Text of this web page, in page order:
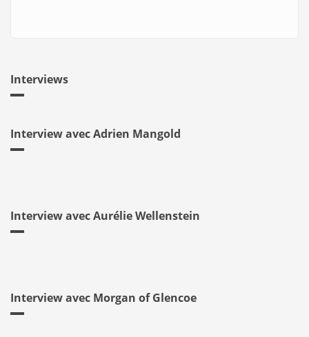
Interviews
Interview avec Adrien Mangold
Interview avec Aurélie Wellenstein
Interview avec Morgan of Glencoe